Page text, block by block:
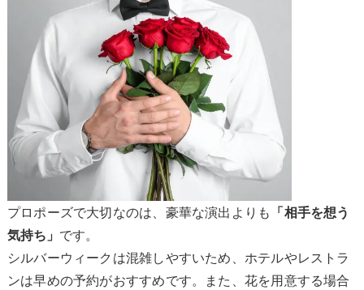
プロポーズで大切なのは、豪華な演出よりも 「相手を想う
気持ち」 です。
シルバーウィークは混雑しやすいため、ホテルやレストラ
ンは早めの予約がおすすめです。また、花を用意する場合